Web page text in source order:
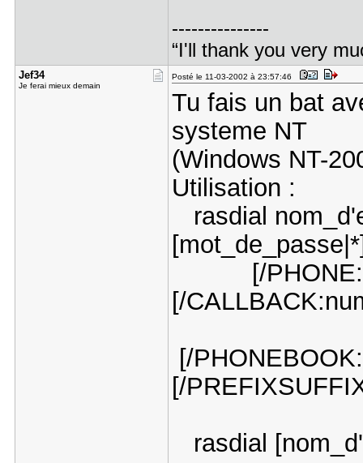
---------------
“I'll thank you very
Jef34
Je ferai mieux demain
Posté le 11-03-2002 à 23:57:46
Tu fais un bat
systeme NT
(Windows NT-
Utilisation :
rasdial
[/
[/
[/
[/
rasdial